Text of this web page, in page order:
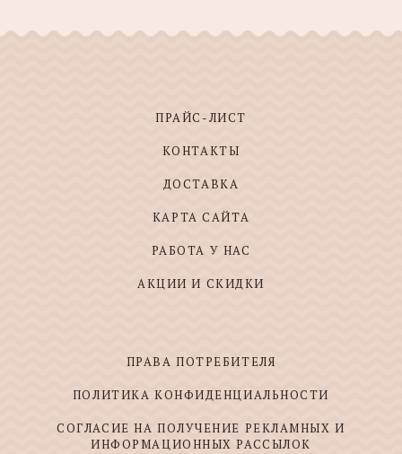
ПРАЙС-ЛИСТ
КОНТАКТЫ
ДОСТАВКА
КАРТА САЙТА
РАБОТА У НАС
АКЦИИ И СКИДКИ
ПРАВА ПОТРЕБИТЕЛЯ
ПОЛИТИКА КОНФИДЕНЦИАЛЬНОСТИ
СОГЛАСИЕ НА ПОЛУЧЕНИЕ РЕКЛАМНЫХ И
ИНФОРМАЦИОННЫХ РАССЫЛОК